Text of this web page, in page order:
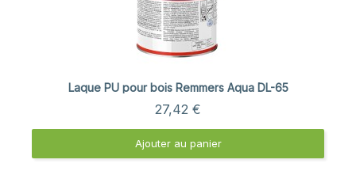
Aperçu rapide
Laque PU pour bois Remmers Aqua DL-65
27,42 €
Ajouter au panier